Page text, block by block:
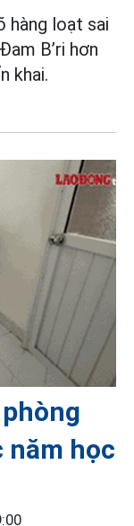
hàng loạt sai
B’ri hơn
khai.
học